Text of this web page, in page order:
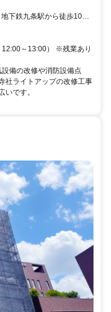
～13:00） ※残業あり
備の改修や消防設備点
社ライトアップの改修工事
いです。